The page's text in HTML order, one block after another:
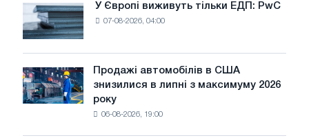
трамвайних
колій
Москви
і
Ярославля
Європі
виживуть
тільки
ЕДП:
PwC
У Європі виживуть тільки ЕДП: PwC
07-08-2026, 04:00
Продажі
автомобілів
в
Продажі автомобілів в США
знизилися в липні з максимуму 2026
року
06-08-2026, 19:00